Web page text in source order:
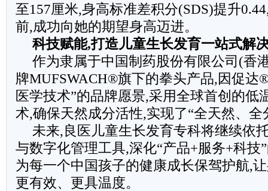
至157厘米,身高标准差积分(SDS)提升
前,成功向她的期望身高迈进。
科技赋能,打造儿童生长发育一站式解
作为隶属于中国制药股份有限公司(香
牌MUFSWACH®旗下的拳头产品,因促达
医学技术”的品牌愿景,采用全球首创的低
术,确保天然成分活性,实现了“全天然、全
未来,良医儿童生长发育专科将继续依
与数字化管理工具,深化“产品+服务+科技
为每一个中国孩子的健康成长保驾护航,
更有效、更具温度。